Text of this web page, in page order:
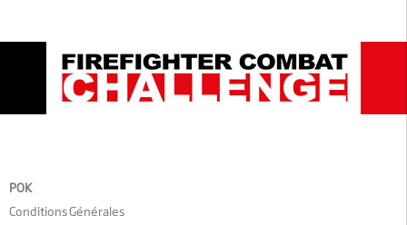
POK
Conditions Générales